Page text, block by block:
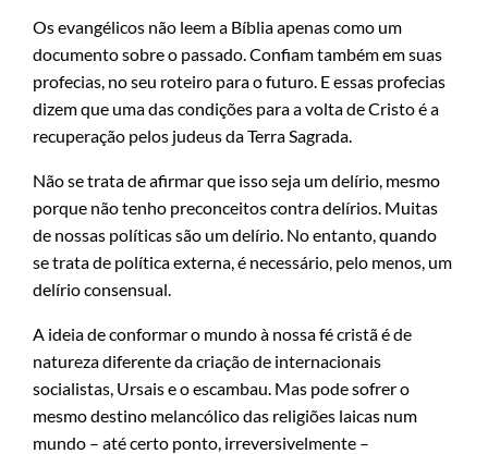
Os evangélicos não leem a Bíblia apenas como um
documento sobre o passado. Confiam também em suas
profecias, no seu roteiro para o futuro. E essas profecias
dizem que uma das condições para a volta de Cristo é a
recuperação pelos judeus da Terra Sagrada.
Não se trata de afirmar que isso seja um delírio, mesmo
porque não tenho preconceitos contra delírios. Muitas
de nossas políticas são um delírio. No entanto, quando
se trata de política externa, é necessário, pelo menos, um
delírio consensual.
A ideia de conformar o mundo à nossa fé cristã é de
natureza diferente da criação de internacionais
socialistas, Ursais e o escambau. Mas pode sofrer o
mesmo destino melancólico das religiões laicas num
mundo – até certo ponto, irreversivelmente –